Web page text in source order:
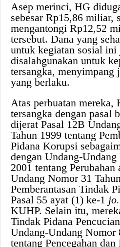
Asep merinci, HG
sebesar Rp15,86 miliar,
mengantongi Rp12,52
tersebut. Dana yang
untuk kegiatan sosial ini
disalahgunakan untuk
tersangka, menyimpang
yang berlaku.
Atas perbuatan mereka,
tersangka dengan pasal
dijerat Pasal 12B
Tahun 1999 tentang
Pidana Korupsi
dengan Undang-
2001 tentang Perubahan
Undang Nomor 31
Pemberantasan Tindak
Pasal 55 ayat (1) ke-1 jo.
KUHP. Selain itu,
Tindak Pidana
Undang-Undang Nomor
tentang Pencegahan dan